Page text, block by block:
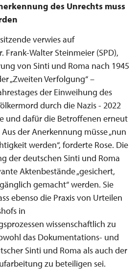
des Unrechts muss
verwies auf
Frank-Walter Steinmeier (SPD),
von Sinti und Roma nach 1945
„Zweiten Verfolgung“ –
der Einweihung des
durch die Nazis - 2022
und dafür die Betroffenen erneut
der Anerkennung müsse „nun
werden“, forderte Rose. Die
der deutschen Sinti und Roma
Aktenbestände „gesichert,
gemacht“ werden. Sie
ebenso die Praxis von Urteilen
in
wissenschaftlich zu
das Dokumentations- und
Sinti und Roma als auch der
zu beteiligen sei.